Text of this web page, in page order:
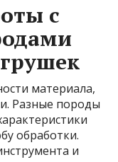
с
материала,
Разные породы
обработки.
и